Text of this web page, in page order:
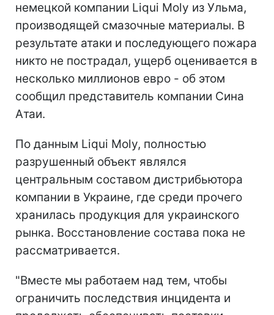
немецкой компании Liqui Moly из Ульма,
производящей смазочные материалы. В
результате атаки и последующего пожара
никто не пострадал, ущерб оценивается в
несколько миллионов евро - об этом
сообщил представитель компании Сина
Атаи.
По данным Liqui Moly, полностью
разрушенный объект являлся
центральным составом дистрибьютора
компании в Украине, где среди прочего
хранилась продукция для украинского
рынка. Восстановление состава пока не
рассматривается.
"Вместе мы работаем над тем, чтобы
ограничить последствия инцидента и